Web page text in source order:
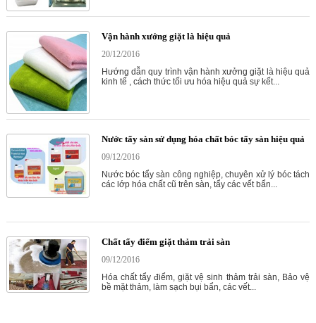
Vận hành xưởng giặt là hiệu quả
20/12/2016
Hướng dẫn quy trình vận hành xưởng giặt là hiệu quả
kinh tế , cách thức tối ưu hóa hiệu quả sự kết...
Nước tẩy sàn sử dụng hóa chất bóc tẩy sàn hiệu quả
09/12/2016
Nước bóc tẩy sàn công nghiệp, chuyên xử lý bóc tách
các lớp hóa chất cũ trên sàn, tẩy các vết bẩn...
Chất tẩy điểm giặt thảm trải sàn
09/12/2016
Hóa chất tẩy điểm, giặt vệ sinh thảm trải sàn, Bảo vệ
bề mặt thảm, làm sạch bụi bẩn, các vết...